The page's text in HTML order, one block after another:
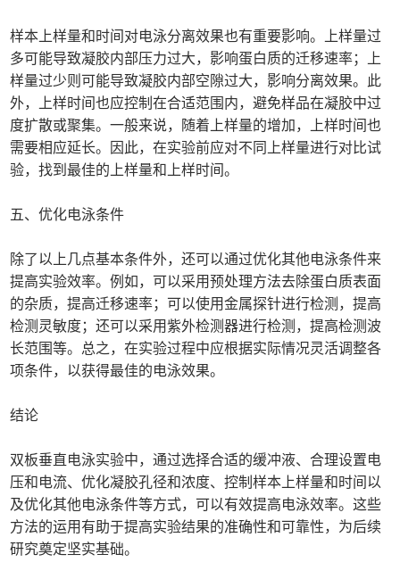
样本上样量和时间对电泳分离效果也有重要影响。上样量过
多可能导致凝胶内部压力过大，影响蛋白质的迁移速率；上
样量过少则可能导致凝胶内部空隙过大，影响分离效果。此
外，上样时间也应控制在合适范围内，避免样品在凝胶中过
度扩散或聚集。一般来说，随着上样量的增加，上样时间也
需要相应延长。因此，在实验前应对不同上样量进行对比试
验，找到最佳的上样量和上样时间。
五、优化电泳条件
除了以上几点基本条件外，还可以通过优化其他电泳条件来
提高实验效率。例如，可以采用预处理方法去除蛋白质表面
的杂质，提高迁移速率；可以使用金属探针进行检测，提高
检测灵敏度；还可以采用紫外检测器进行检测，提高检测波
长范围等。总之，在实验过程中应根据实际情况灵活调整各
项条件，以获得最佳的电泳效果。
结论
双板垂直电泳实验中，通过选择合适的缓冲液、合理设置电
压和电流、优化凝胶孔径和浓度、控制样本上样量和时间以
及优化其他电泳条件等方式，可以有效提高电泳效率。这些
方法的运用有助于提高实验结果的准确性和可靠性，为后续
研究奠定坚实基础。